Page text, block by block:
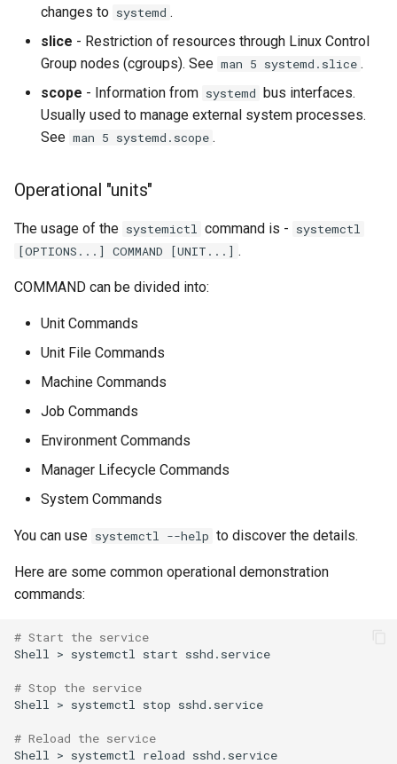
changes to systemd .
slice - Restriction of resources through Linux Control
Group nodes (cgroups). See man 5 systemd.slice .
scope - Information from systemd
bus interfaces.
Usually used to manage external system processes.
See man 5 systemd.scope .
Operational "units"
The usage of the systemictl command is - systemctl
[OPTIONS...] COMMAND [UNIT...] .
COMMAND can be divided into:
Unit Commands
Unit File Commands
Machine Commands
Job Commands
Environment Commands
Manager Lifecycle Commands
System Commands
You can use systemctl --help to discover the details.
Here are some common operational demonstration
commands:
# Start the service
Shell > systemctl start sshd.service
# Stop the service
Shell > systemctl stop sshd.service
# Reload the service
Shell > systemctl reload sshd.service